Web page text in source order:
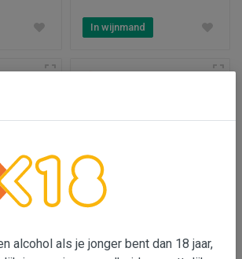
In wijnmand
alcohol als je jonger bent dan 18 jaar,